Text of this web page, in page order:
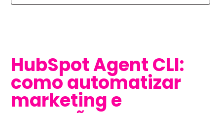
HubSpot Agent CLI:
como automatizar
marketing e